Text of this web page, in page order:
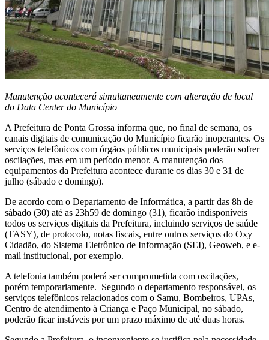
Manutenção acontecerá simultaneamente com alteração de local
do Data Center do Município
A Prefeitura de Ponta Grossa informa que, no final de semana, os
canais digitais de comunicação do Município ficarão inoperantes. Os
serviços telefônicos com órgãos públicos municipais poderão sofrer
oscilações, mas em um período menor. A manutenção dos
equipamentos da Prefeitura acontece durante os dias 30 e 31 de
julho (sábado e domingo).
De acordo com o Departamento de Informática, a partir das 8h de
sábado (30) até as 23h59 de domingo (31), ficarão indisponíveis
todos os serviços digitais da Prefeitura, incluindo serviços de saúde
(TASY), de protocolo, notas fiscais, entre outros serviços do Oxy
Cidadão, do Sistema Eletrônico de Informação (SEI), Geoweb, e e-
mail institucional, por exemplo.
A telefonia também poderá ser comprometida com oscilações,
porém temporariamente. Segundo o departamento responsável, os
serviços telefônicos relacionados com o Samu, Bombeiros, UPAs,
Centro de atendimento à Criança e Paço Municipal, no sábado,
poderão ficar instáveis por um prazo máximo de até duas horas.